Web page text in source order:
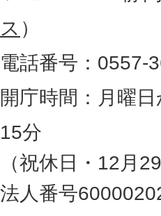
図
。
静
岡
県
の
最
東
所
ス ）
電話番号：0557-
開庁時間：月曜
15分
（祝休日・12月
法人番号